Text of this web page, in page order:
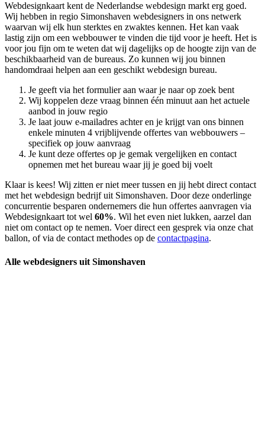
Webdesignkaart kent de Nederlandse webdesign markt erg goed.
Wij hebben in regio Simonshaven webdesigners in ons netwerk
waarvan wij elk hun sterktes en zwaktes kennen. Het kan vaak
lastig zijn om een webbouwer te vinden die tijd voor je heeft. Het is
voor jou fijn om te weten dat wij dagelijks op de hoogte zijn van de
beschikbaarheid van de bureaus. Zo kunnen wij jou binnen
handomdraai helpen aan een geschikt webdesign bureau.
Je geeft via het formulier aan waar je naar op zoek bent
Wij koppelen deze vraag binnen één minuut aan het actuele
aanbod in jouw regio
Je laat jouw e-mailadres achter en je krijgt van ons binnen
enkele minuten 4 vrijblijvende offertes van webbouwers –
specifiek op jouw aanvraag
Je kunt deze offertes op je gemak vergelijken en contact
opnemen met het bureau waar jij je goed bij voelt
Klaar is kees! Wij zitten er niet meer tussen en jij hebt direct contact
met het webdesign bedrijf uit Simonshaven. Door deze onderlinge
concurrentie besparen ondernemers die hun offertes aanvragen via
Webdesignkaart tot wel 60%. Wil het even niet lukken, aarzel dan
niet om contact op te nemen. Voer direct een gesprek via onze chat
ballon, of via de contact methodes op de contactpagina.
Alle webdesigners uit Simonshaven